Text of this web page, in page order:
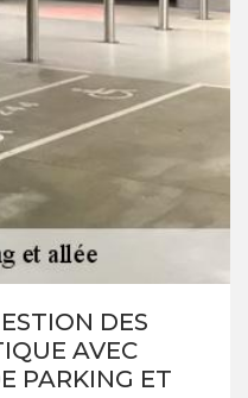
DES
AVEC
PARKING ET